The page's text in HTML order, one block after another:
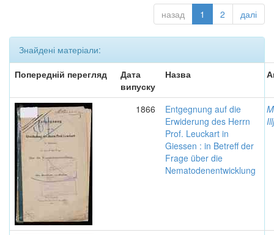
назад 1 2 далі
Знайдені матеріали:
Попередній перегляд
Дата
випуску
Назва
1866
Entgegnung auf die
Erwiderung des Herrn
Prof. Leuckart in
Giessen : in Betreff der
Frage über die
Nematodenentwicklung